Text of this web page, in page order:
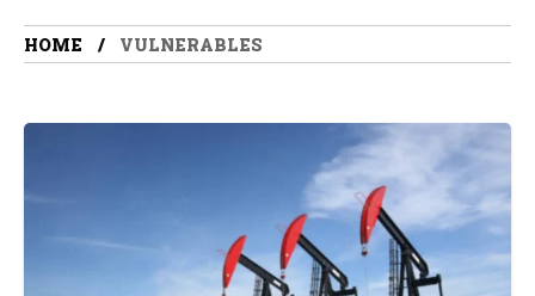
HOME VULNERABLES